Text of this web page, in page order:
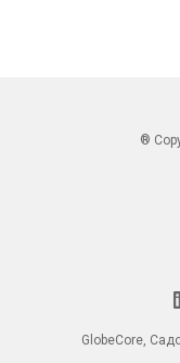
GlobeCore,
®